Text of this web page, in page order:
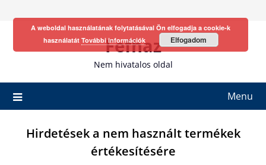
Fefhaz
Nem hivatalos oldal
Menu
Hirdetések a nem használt termékek
értékesítésére
A weboldal használatának folytatásával Ön elfogadja a cookie-k
használatát További információk Elfogadom